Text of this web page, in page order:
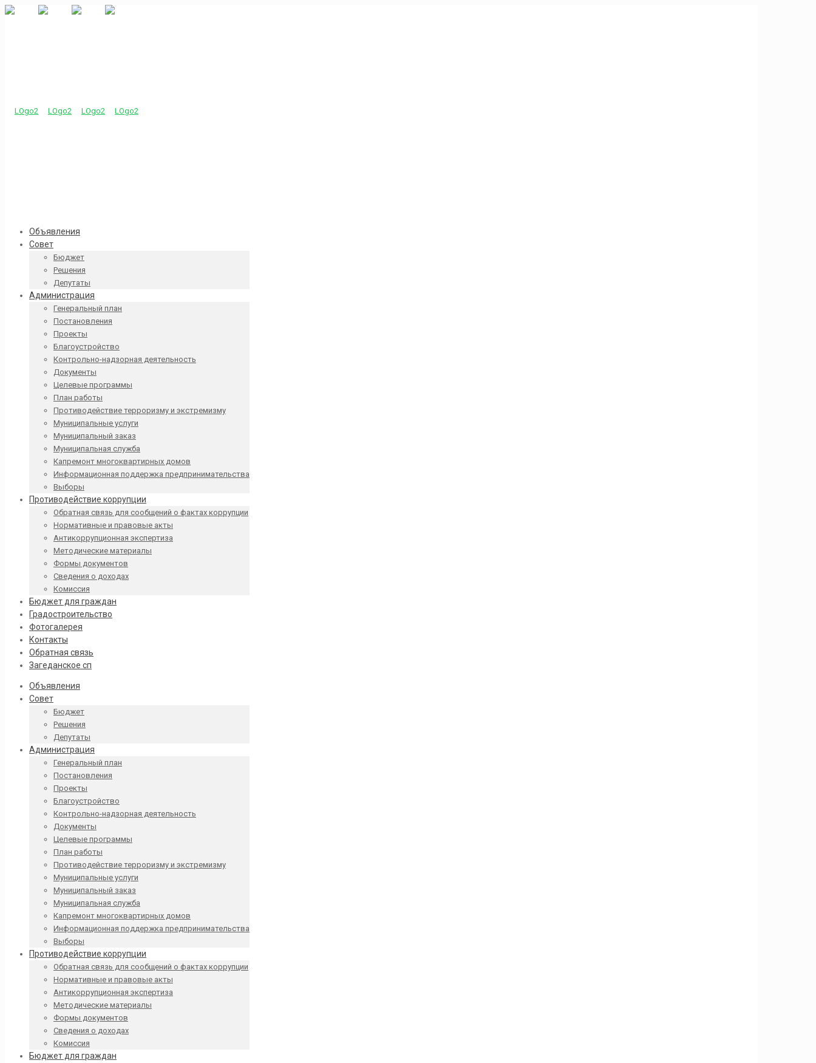
Объявления
Совет
Бюджет
Решения
Депутаты
Администрация
Генеральный план
Постановления
Проекты
Благоустройство
Контрольно-надзорная деятельность
Документы
Целевые программы
План работы
Противодействие терроризму и экстремизму
Муниципальные услуги
Муниципальный заказ
Муниципальная служба
Капремонт многоквартирных домов
Информационная поддержка предпринимательства
Выборы
Противодействие коррупции
Обратная связь для сообщений о фактах коррупции
Нормативные и правовые акты
Антикоррупционная экспертиза
Методические материалы
Формы документов
Сведения о доходах
Комиссия
Бюджет для граждан
Градостроительство
Фотогалерея
Контакты
Обратная связь
Загеданское сп
Объявления
Совет
Бюджет
Решения
Депутаты
Администрация
Генеральный план
Постановления
Проекты
Благоустройство
Контрольно-надзорная деятельность
Документы
Целевые программы
План работы
Противодействие терроризму и экстремизму
Муниципальные услуги
Муниципальный заказ
Муниципальная служба
Капремонт многоквартирных домов
Информационная поддержка предпринимательства
Выборы
Противодействие коррупции
Обратная связь для сообщений о фактах коррупции
Нормативные и правовые акты
Антикоррупционная экспертиза
Методические материалы
Формы документов
Сведения о доходах
Комиссия
Бюджет для граждан